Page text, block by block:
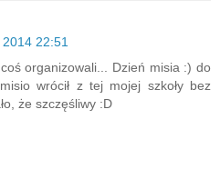
22:51
organizowali... Dzień misia :) do
wrócił z tej mojej szkoły bez
że szczęśliwy :D